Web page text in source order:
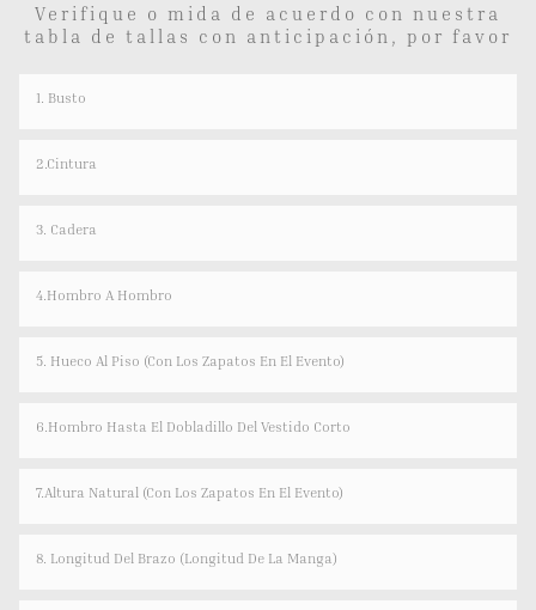
Verifique o mida de acuerdo con nuestra
tabla de tallas con anticipación, por favor
1. Busto
2.Cintura
3. Cadera
4.hombro A Hombro
5. Hueco Al Piso (con Los Zapatos En El Evento)
6.Hombro Hasta El Dobladillo Del Vestido Corto
7.Altura Natural (con Los Zapatos En El Evento)
8. Longitud Del Brazo (longitud De La Manga)